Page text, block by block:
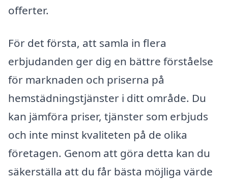
offerter.
För det första, att samla in flera
erbjudanden ger dig en bättre förståelse
för marknaden och priserna på
hemstädningstjänster i ditt område. Du
kan jämföra priser, tjänster som erbjuds
och inte minst kvaliteten på de olika
företagen. Genom att göra detta kan du
säkerställa att du får bästa möjliga värde